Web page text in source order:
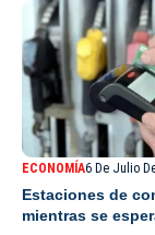
ECONOMÍA6 De Julio
Estaciones de
mientras se